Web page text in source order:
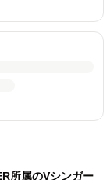
所属のVシンガー